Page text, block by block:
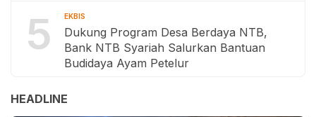
5 EKBIS
Dukung Program Desa Berdaya NTB,
Bank NTB Syariah Salurkan Bantuan
Budidaya Ayam Petelur
HEADLINE